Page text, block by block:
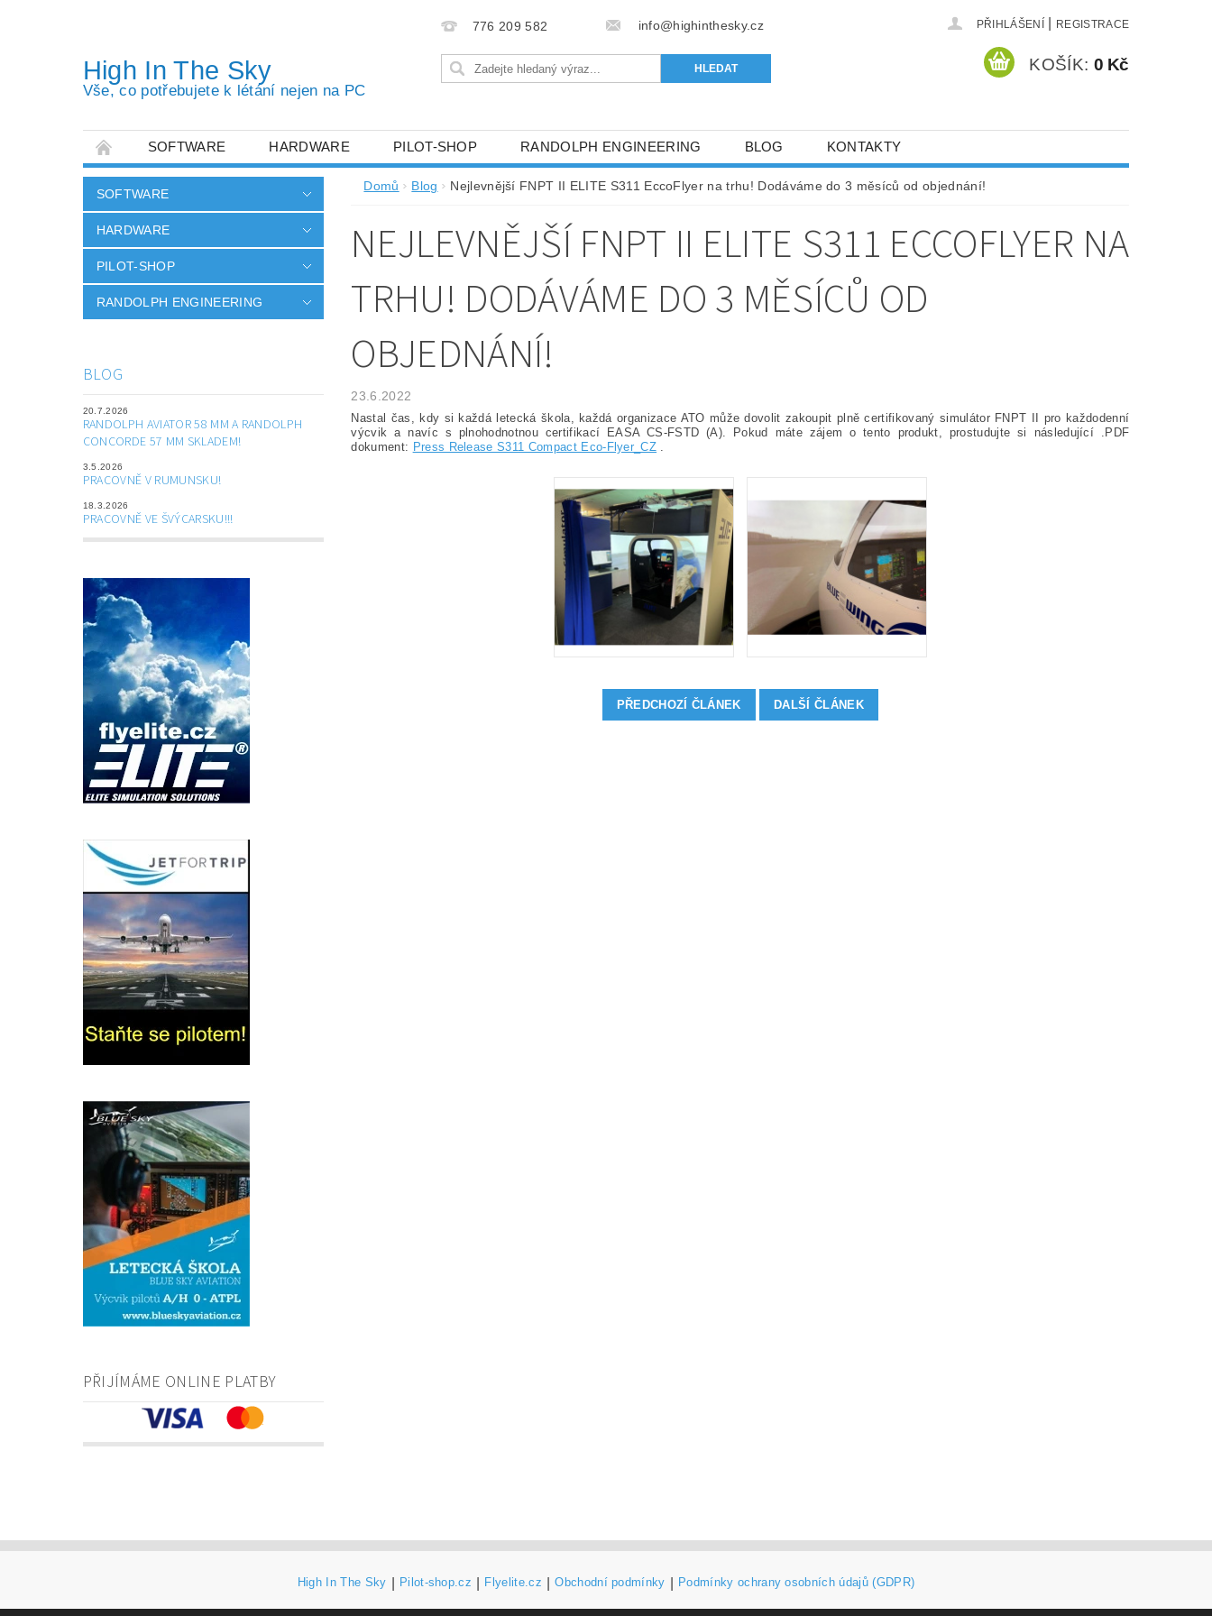
High In The Sky
Vše, co potřebujete k létání nejen na PC
776 209 582 info@highinthesky.cz PŘIHLÁŠENÍ REGISTRACE
KOŠÍK: 0 Kč
SOFTWARE HARDWARE PILOT-SHOP RANDOLPH ENGINEERING BLOG KONTAKTY
OBCHODNÍ PODMÍNKY PODMÍNKY OCHRANY OSOBNÍCH ÚDAJŮ (GDPR)
SOFTWARE
HARDWARE
PILOT-SHOP
RANDOLPH ENGINEERING
BLOG
20.7.2026
RANDOLPH AVIATOR 58 MM A RANDOLPH
CONCORDE 57 MM SKLADEM!
3.5.2026
PRACOVNĚ V RUMUNSKU!
18.3.2026
PRACOVNĚ VE ŠVÝCARSKU!!!
PŘIJÍMÁME ONLINE PLATBY
Domů Blog Nejlevnější FNPT II ELITE S311 EccoFlyer na trhu! Dodáváme do 3 měsíců od objednání!
NEJLEVNĚJŠÍ FNPT II ELITE S311 ECCOFLYER NA
TRHU! DODÁVÁME DO 3 MĚSÍCŮ OD
OBJEDNÁNÍ!
23.6.2022
Nastal čas, kdy si každá letecká škola, každá organizace ATO může dovolit zakoupit plně certifikovaný simulátor FNPT II pro každodenní
výcvik a navíc s plnohodnotnou certifikací EASA CS-FSTD (A). Pokud máte zájem o tento produkt, prostudujte si následující .PDF
dokument: Press Release S311 Compact Eco-Flyer_CZ .
PŘEDCHOZÍ ČLÁNEK DALŠÍ ČLÁNEK
High In The Sky Pilot-shop.cz Flyelite.cz Obchodní podmínky Podmínky ochrany osobních údajů (GDPR)